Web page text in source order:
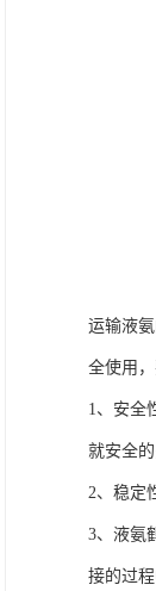
运输液
全使用
1、安全
就安全的
2、稳定
3、液氨
接的过